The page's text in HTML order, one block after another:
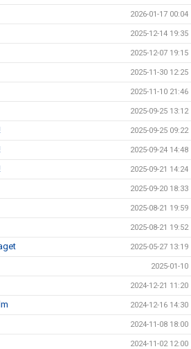
2026-01-17 00:04
2025-12-14 19:35
2025-12-07 19:15
2025-11-30 12:25
2025-11-10 21:46
2025-09-25 13:12
2025-09-25 09:22
2025-09-24 14:48
2025-09-21 14:24
2025-09-20 18:33
2025-08-21 19:59
2025-08-21 19:52
2025-05-27 13:19
2025-01-10
2024-12-21 11:20
2024-12-16 14:30
2024-11-08 18:00
2024-11-02 12:00